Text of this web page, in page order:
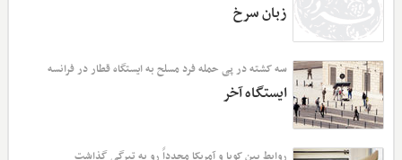
زبان سرخ
سه کشته در پی حمله فرد مسلح به ایستگاه قطار در فرانسه
ایستگاه آخر
روابط بین کوبا و آمریکا مجدداً رو به تیرگی گذاشت